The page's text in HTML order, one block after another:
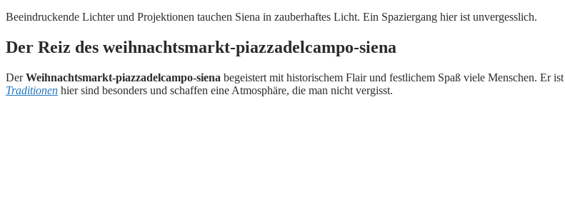
Beeindruckende Lichter und Projektionen tauchen Siena in zauberhaftes Licht. Ein Spaziergang hier ist unvergesslich.
Der Reiz des weihnachtsmarkt-piazzadelcampo-siena
DerWeihnachtsmarkt-piazzadelcampo-siena begeistert mit historischem Flair und festlichem Spaß viele Menschen. Er
Traditionen hier sind besonders und schaffen eine Atmosphäre, die man nicht vergisst.